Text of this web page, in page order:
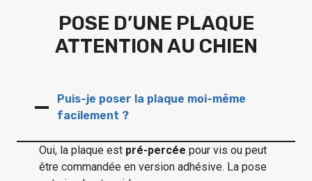
POSE D’UNE PLAQUE
ATTENTION AU CHIEN
Puis-je poser la plaque moi-même
facilement ?
Oui, la plaque est pré-percée pour vis ou peut
être commandée en version adhésive. La pose